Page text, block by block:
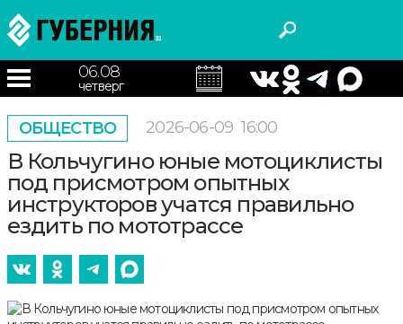
06.08
четверг
ОБЩЕСТВО 2026-06-09 16:00
В Кольчугино юные мотоциклисты
под присмотром опытных
инструкторов учатся правильно
ездить по мототрассе